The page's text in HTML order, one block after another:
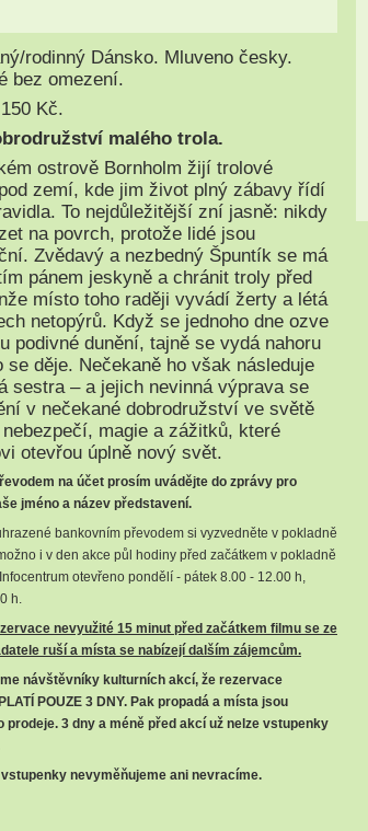
rodinný Dánsko. Mluveno česky.
bez omezení.
Kč.
malého trola.
ostrově Bornholm žijí trolové
zemí, kde jim život plný zábavy řídí
To nejdůležitější zní jasně: nikdy
na povrch, protože lidé jsou
Zvědavý a nezbedný Špuntík se má
pánem jeskyně a chránit troly před
místo toho raději vyvádí žerty a létá
netopýrů. Když se jednoho dne ozve
podivné dunění, tajně se vydá nahoru
se děje. Nečekaně ho však následuje
sestra – a jejich nevinná výprava se
v nečekané dobrodružství ve světě
magie a zážitků, které
otevřou úplně nový svět.
na účet prosím uvádějte do zprávy pro
jméno a název představení.
bankovním převodem si vyzvedněte v pokladně
i v den akce půl hodiny před začátkem v pokladně
otevřeno pondělí - pátek 8.00 - 12.00 h,
h.
nevyužité 15 minut před začátkem filmu se ze
ruší a místa se nabízejí dalším zájemcům.
návštěvníky kulturních akcí, že rezervace
POUZE 3 DNY. Pak propadá a místa jsou
prodeje. 3 dny a méně před akcí už nelze vstupenky
nevyměňujeme ani nevracíme.